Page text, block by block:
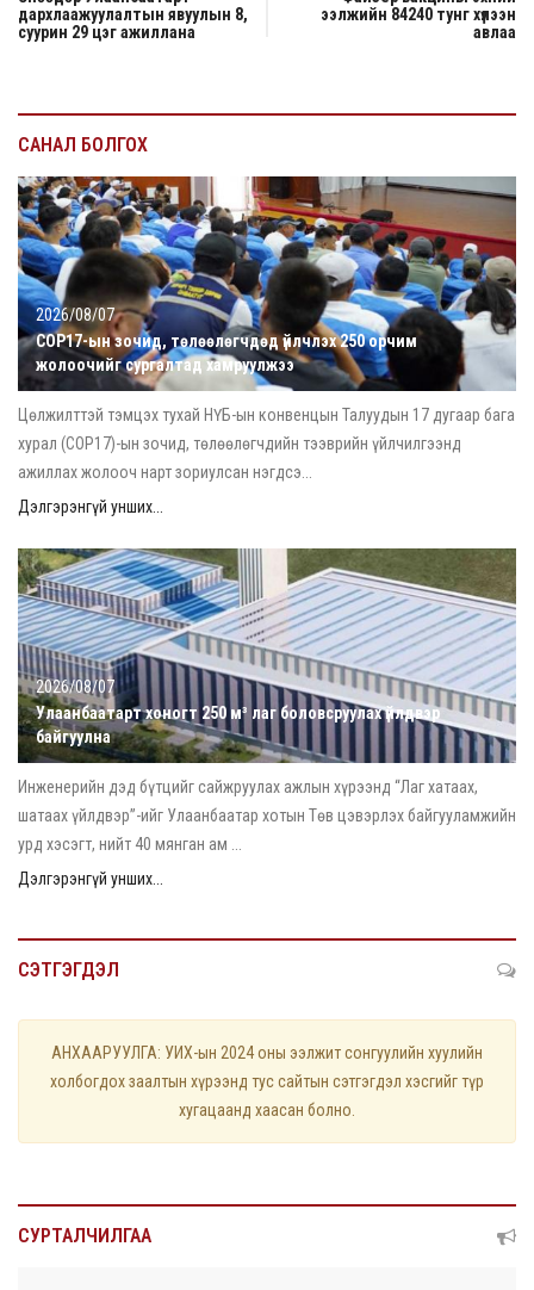
дархлаажуулалтын явуулын 8,
суурин 29 цэг ажиллана
ээлжийн 84240 тунг хүлээн
авлаа
САНАЛ БОЛГОХ
2026/08/07
COP17-ын зочид, төлөөлөгчдөд үйлчлэх 250 орчим
жолоочийг сургалтад хамруулжээ
Цөлжилттэй тэмцэх тухай НҮБ-ын конвенцын Талуудын 17 дугаар бага
хурал (COP17)-ын зочид, төлөөлөгчдийн тээврийн үйлчилгээнд
ажиллах жолооч нарт зориулсан нэгдсэ...
Дэлгэрэнгүй унших...
2026/08/07
Улаанбаатарт хоногт 250 м³ лаг боловсруулах үйлдвэр
байгуулна
Инженерийн дэд бүтцийг сайжруулах ажлын хүрээнд “Лаг хатаах,
шатаах үйлдвэр”-ийг Улаанбаатар хотын Төв цэвэрлэх байгууламжийн
урд хэсэгт, нийт 40 мянган ам ...
Дэлгэрэнгүй унших...
СЭТГЭГДЭЛ
АНХААРУУЛГА: УИХ-ын 2024 оны ээлжит сонгуулийн хуулийн
холбогдох заалтын хүрээнд тус сайтын сэтгэгдэл хэсгийг түр
хугацаанд хаасан болно.
СУРТАЛЧИЛГАА